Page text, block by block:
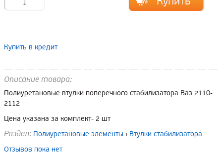
Купить в кредит
Описание товара:
Полиуретановые втулки поперечного стабилизатора Ваз 2110-
2112
Цена указана за комплект- 2 шт
Раздел: Полиуретановые элементы › Втулки стабилизатора
Отзывов пока нет